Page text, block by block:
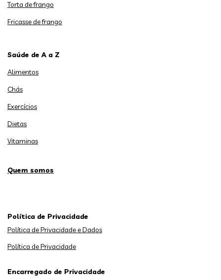
Torta de frango
Fricasse de frango
Saúde de A a Z
Alimentos
Chás
Exercícios
Dietas
Vitaminas
Quem somos
Política de Privacidade
Política de Privacidade e Dados
Política de Privacidade
Encarregado de Privacidade